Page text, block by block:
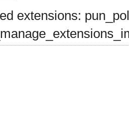
extensions: